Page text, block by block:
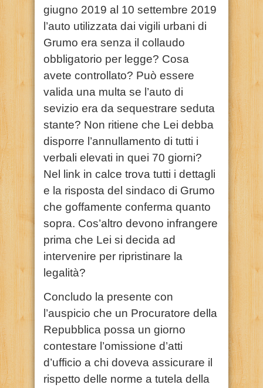
giugno 2019 al 10 settembre 2019
l’auto utilizzata dai vigili urbani di
Grumo era senza il collaudo
obbligatorio per legge? Cosa
avete controllato? Può essere
valida una multa se l’auto di
sevizio era da sequestrare seduta
stante? Non ritiene che Lei debba
disporre l’annullamento di tutti i
verbali elevati in quei 70 giorni?
Nel link in calce trova tutti i dettagli
e la risposta del sindaco di Grumo
che goffamente conferma quanto
sopra. Cos’altro devono infrangere
prima che Lei si decida ad
intervenire per ripristinare la
legalità?
Concludo la presente con
l’auspicio che un Procuratore della
Repubblica possa un giorno
contestare l’omissione d’atti
d’ufficio a chi doveva assicurare il
rispetto delle norme a tutela della